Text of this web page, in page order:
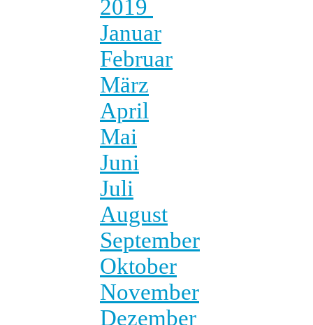
2019
Januar
Februar
März
April
Mai
Juni
Juli
August
September
Oktober
November
Dezember